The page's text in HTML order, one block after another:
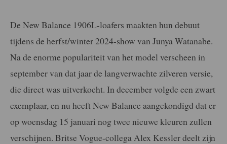
De New Balance 1906L-loafers maakten hun debuut
tijdens de herfst/winter 2024-show van Junya Watanabe.
Na de enorme populariteit van het model verscheen in
september van dat jaar de langverwachte zilveren versie,
die direct was uitverkocht. In december volgde een zwart
exemplaar, en nu heeft New Balance aangekondigd dat er
op woensdag 15 januari nog twee nieuwe kleuren zullen
verschijnen. Britse Vogue-collega Alex Kessler deelt zijn